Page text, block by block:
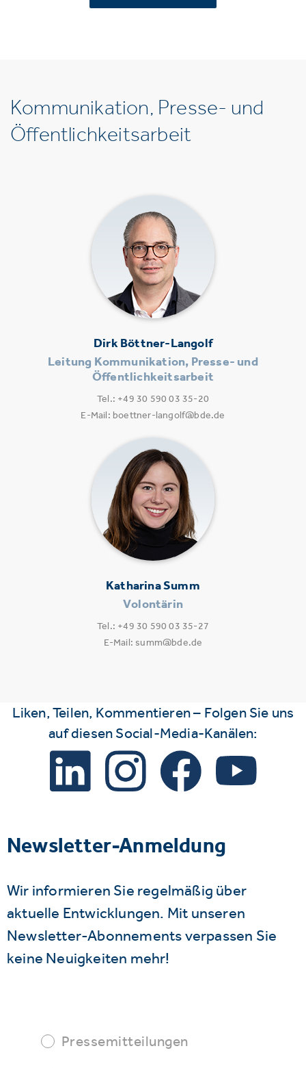
Kommunikation, Presse- und
Öffentlichkeitsarbeit
Dirk Böttner-Langolf
Leitung Kommunikation, Presse- und
Öffentlichkeitsarbeit
Tel.: +49 30 590 03 35-20
E-Mail: boettner-langolf@bde.de
Katharina Summ
Volontärin
Tel.: +49 30 590 03 35-27
E-Mail: summ@bde.de
Liken, Teilen, Kommentieren – Folgen Sie uns
auf diesen Social-Media-Kanälen:
Newsletter-Anmeldung
Wir informieren Sie regelmäßig über
aktuelle Entwicklungen. Mit unseren
Newsletter-Abonnements verpassen Sie
keine Neuigkeiten mehr!
Pressemitteilungen